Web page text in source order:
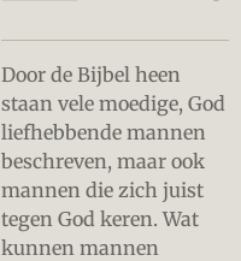
Door de Bijbel heen
staan vele moedige, God
liefhebbende mannen
beschreven, maar ook
mannen die zich juist
tegen God keren. Wat
kunnen mannen